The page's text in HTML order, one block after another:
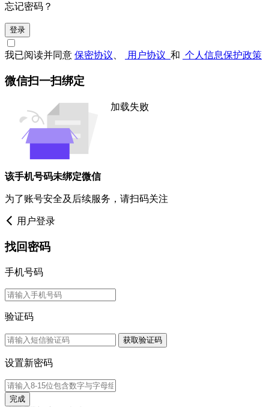
忘记密码？
登录
我已阅读并同意 保密协议 用户协议 和 个人信息保护政策
微信扫一扫绑定
加载失败
该手机号码未绑定微信
为了账号安全及后续服务，请扫码关注
用户登录
找回密码
手机号码
验证码
获取验证码
设置新密码
完成